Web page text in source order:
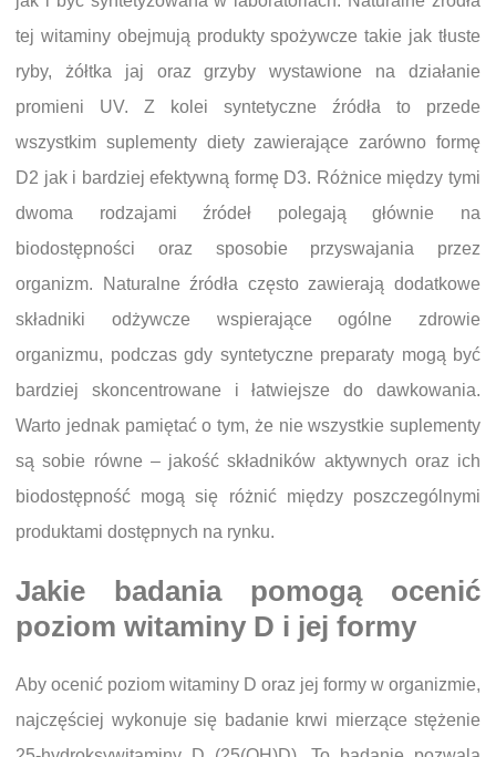
tej witaminy obejmują produkty spożywcze takie jak tłuste
ryby, żółtka jaj oraz grzyby wystawione na działanie
promieni UV. Z kolei syntetyczne źródła to przede
wszystkim suplementy diety zawierające zarówno formę
D2 jak i bardziej efektywną formę D3. Różnice między tymi
dwoma rodzajami źródeł polegają głównie na
biodostępności oraz sposobie przyswajania przez
organizm. Naturalne źródła często zawierają dodatkowe
składniki odżywcze wspierające ogólne zdrowie
organizmu, podczas gdy syntetyczne preparaty mogą być
bardziej skoncentrowane i łatwiejsze do dawkowania.
Warto jednak pamiętać o tym, że nie wszystkie suplementy
są sobie równe – jakość składników aktywnych oraz ich
biodostępność mogą się różnić między poszczególnymi
produktami dostępnych na rynku.
Jakie badania pomogą ocenić
poziom witaminy D i jej formy
Aby ocenić poziom witaminy D oraz jej formy w organizmie,
najczęściej wykonuje się badanie krwi mierzące stężenie